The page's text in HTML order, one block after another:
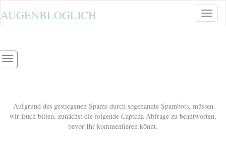
AUGENBLOGLICH
Toggle
Aufgrund des gestiegenen Spams durch sogenannte Spambots, müssen
wir Euch bitten, zunächst die folgende Captcha Abfrage zu beantworten,
bevor Ihr kommentieren könnt.